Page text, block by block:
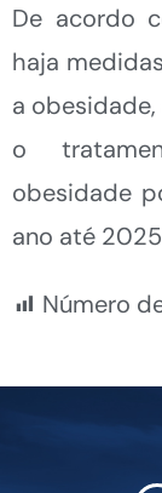
De acordo
haja
a
o
obesidade
ano até
Número